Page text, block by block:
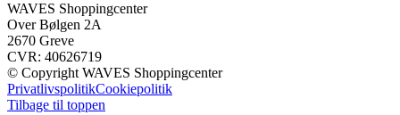
WAVES Shoppingcenter
Over Bølgen 2A
2670 Greve
CVR: 40626719
© Copyright WAVES Shoppingcenter
PrivatlivspolitikCookiepolitik
Tilbage til toppen